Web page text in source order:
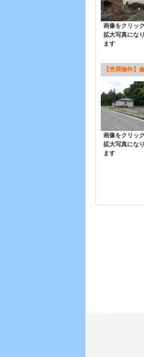
画像をクリック
拡大写真になり
ます
【売買物件】
画像をクリック
拡大写真になり
ます